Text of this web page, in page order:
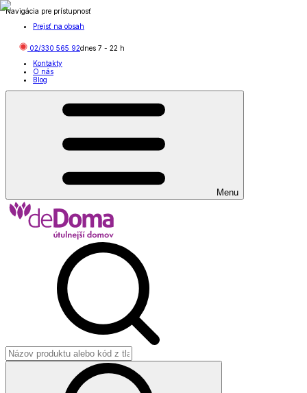
Navigácia pre prístupnosť
Prejsť na obsah
02/330 565 92dnes 7 - 22 h
Kontakty
O nás
Blog
Menu